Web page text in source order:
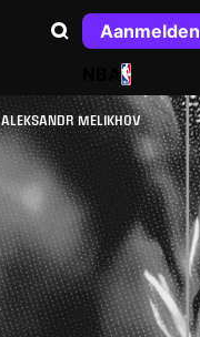
Aanmelden
NBA
ALEKSANDR MELIKHOV